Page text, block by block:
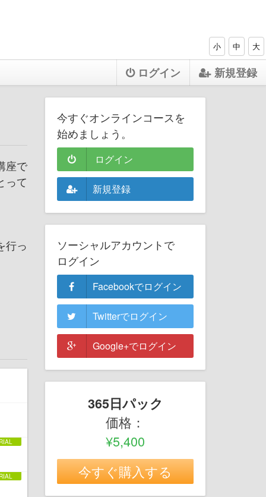
小 中 大
ログイン 新規登録
座で
って
行っ
今すぐオンラインコースを
始めましょう。
ログイン
新規登録
ソーシャルアカウントで
ログイン
Facebookでログイン
Twitterでログイン
Google+でログイン
365日パック
価格：
¥5,400
今すぐ購入する